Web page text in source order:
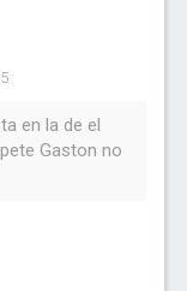
en la de el
Gaston no